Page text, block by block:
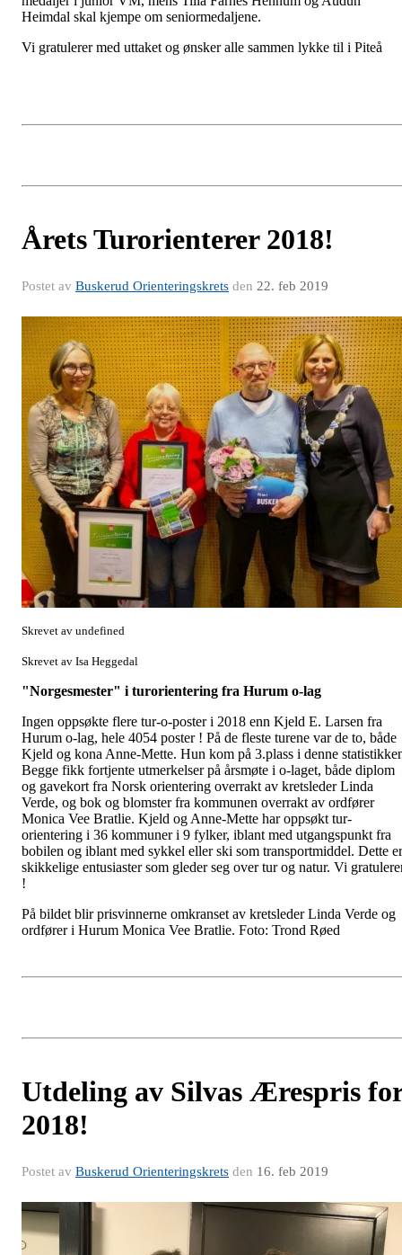
Heimdal skal kjempe om seniormedaljene.
Vi gratulerer med uttaket og ønsker alle sammen lykke til i Piteå
Årets Turorienterer 2018!
Postet av Buskerud Orienteringskrets den 22. feb 2019
Skrevet av undefined
Skrevet av Isa Heggedal
"Norgesmester" i turorientering fra Hurum o-lag
Ingen oppsøkte flere tur-o-poster i 2018 enn Kjeld E. Larsen fra
Hurum o-lag, hele 4054 poster ! På de fleste turene var de to, både
Kjeld og kona Anne-Mette. Hun kom på 3.plass i denne
Begge fikk fortjente utmerkelser på årsmøte i o-laget, både diplom
og gavekort fra Norsk orientering overrakt av kretsleder Linda
Verde, og bok og blomster fra kommunen overrakt av ordfører
Monica Vee Bratlie. Kjeld og Anne-Mette har oppsøkt tur-
orientering i 36 kommuner i 9 fylker, iblant med utgangspunkt fra
bobilen og iblant med sykkel eller ski som transportmiddel. Dette er
skikkelige entusiaster som gleder seg over tur og natur. Vi
!
På bildet blir prisvinnerne omkranset av kretsleder Linda Verde og
ordfører i Hurum Monica Vee Bratlie. Foto: Trond Røed
Utdeling av Silvas Ærespris
2018!
Postet av Buskerud Orienteringskrets den 16. feb 2019